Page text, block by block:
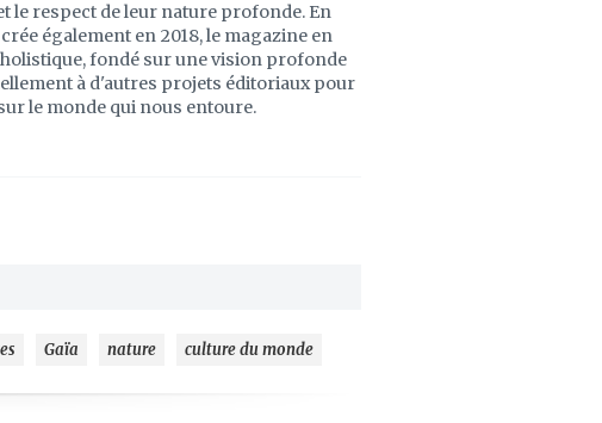
le respect de leur nature profonde. En
également en 2018, le magazine en
fondé sur une vision profonde
à d'autres projets éditoriaux pour
le monde qui nous entoure.
Gaïa nature culture du monde